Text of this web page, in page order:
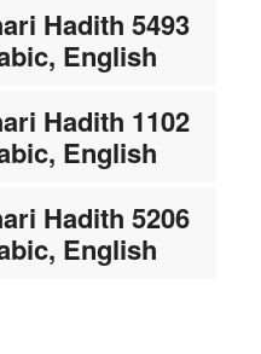
Hadith 5493
English
Hadith 1102
English
Hadith 5206
English